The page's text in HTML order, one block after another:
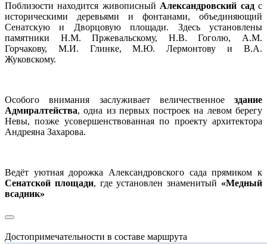
Поблизости находится живописный Александровский садс
историческими деревьями и фонтанами, объединяющий
Сенатскую и Дворцовую площади. Здесь установлены
памятники Н.М. Пржевальскому, Н.В. Гоголю, А.М.
Горчакову, М.И. Глинке, М.Ю. Лермонтову и В.А.
Жуковскому.
Особого внимания заслуживает величественное здание
Адмиралтейства, одна из первых построек на левом берегу
Невы, позже усовершенствованная по проекту архитектора
Андреяна Захарова.
Ведёт уютная дорожка Александровского сада прямиком к
Сенатской площади, где установлен знаменитый «Медный
всадник»
Достопримечательности в составе маршрута